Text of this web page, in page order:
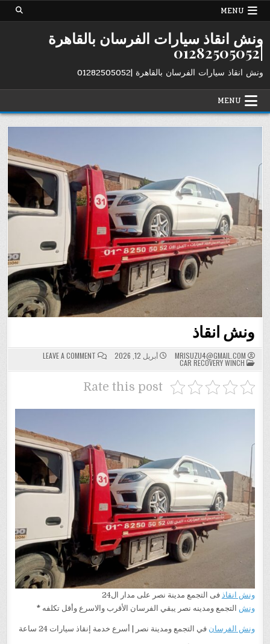
Skip
MENU
ونش انقاذ سيارات الفرسان بالقاهرة
|01282505052
ونش انقاذ سيارات الفرسان بالقاهرة |01282505052
MENU
ونش انقاذ
MRISUZU4@GMAIL.COM أبريل 12, 2026 LEAVE A COMMENT
ON
ونش
انقاذ
POSTED
IN
CAR RECOVERY WINCH
Rate this post
ونش انقاذ فى التجمع مدينة نصر على مدار ال24
ونش التجمع ومدينه نصر يبقي الفرسان الأقرب والاسرع وأقل تكلفه*
ونش الفرسان في التجمع ومدينة نصر | أسرع خدمة إنقاذ سيارات 24 ساعة